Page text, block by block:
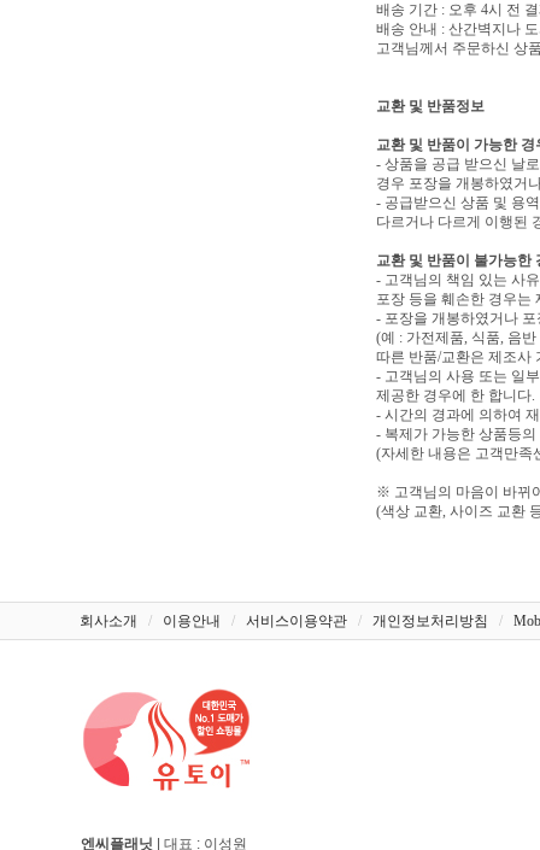
배송 기간 : 오후 4시 전
배송 안내 : 산간벽지나
고객님께서 주문하신 상
교환 및 반품정보
교환 및 반품이 가능한 경
- 상품을 공급 받으신 날
경우 포장을 개봉하였거
- 공급받으신 상품 및 용
다르거나 다르게 이행된
교환 및 반품이 불가능한
- 고객님의 책임 있는 사
포장 등을 훼손한 경우는
- 포장을 개봉하였거나
(예 : 가전제품, 식품, 음
따른 반품/교환은 제조사
- 고객님의 사용 또는 일
제공한 경우에 한 합니다.
- 시간의 경과에 의하여
- 복제가 가능한 상품등
(자세한 내용은 고객만족
※ 고객님의 마음이 바뀌
(색상 교환, 사이즈 교환
회사소개 / 이용안내 / 서비스이용약관 / 개인정보처리방침 /
엔씨플래닛 | 대표 : 이성원